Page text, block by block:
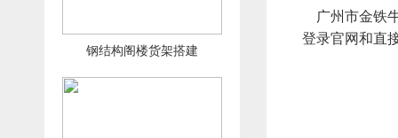
钢结构阁楼货架搭建
广州市金铁
登录官网和直